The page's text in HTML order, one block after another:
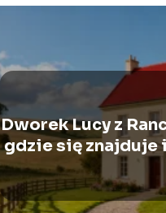
Dworek Lucy z
gdzie się znajduje
go odwiedzić?